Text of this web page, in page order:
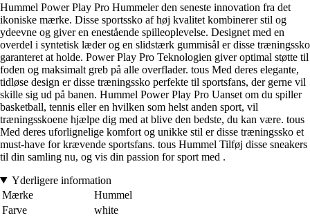
Hummel Power Play Pro Hummeler den seneste innovation fra det
ikoniske mærke. Disse sportssko af høj kvalitet kombinerer stil og
ydeevne og giver en enestående spilleoplevelse. Designet med en
overdel i syntetisk læder og en slidstærk gummisål er disse træningssko
garanteret at holde. Power Play Pro Teknologien giver optimal støtte til
foden og maksimalt greb på alle overflader. tous Med deres elegante,
tidløse design er disse træningssko perfekte til sportsfans, der gerne vil
skille sig ud på banen. Hummel Power Play Pro Uanset om du spiller
basketball, tennis eller en hvilken som helst anden sport, vil
træningsskoene hjælpe dig med at blive den bedste, du kan være. tous
Med deres uforlignelige komfort og unikke stil er disse træningssko et
must-have for krævende sportsfans. tous Hummel Tilføj disse sneakers
til din samling nu, og vis din passion for sport med .
Yderligere information
Mærke
Hummel
Farve
white